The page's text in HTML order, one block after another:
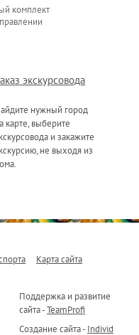
комплект
экскурсовода
нужный город
карте, выберите
и закажите
не выходя из
Карта сайта
Поддержка и развитие
сайта -TeamProfi
Создание сайта - Individ